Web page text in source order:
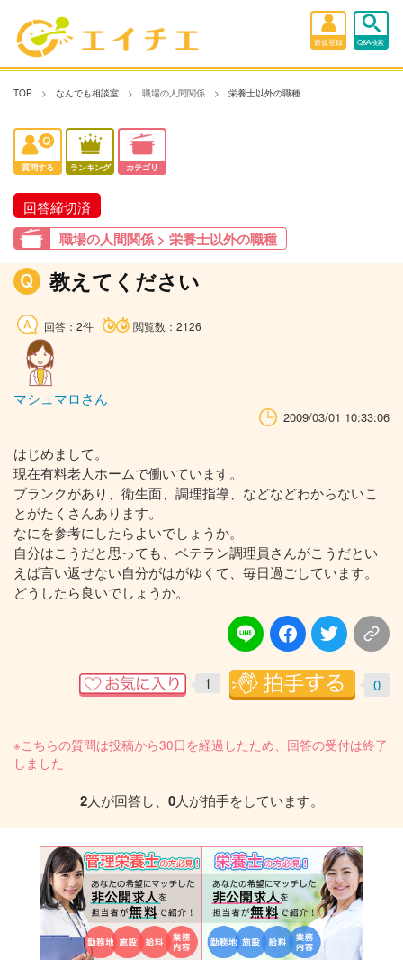
新規登録 Q&A検索
TOP なんでも相談室 職場の人間関係 栄養士以外の職種
質問する ランキング カテゴリ
回答締切済
職場の人間関係 > 栄養士以外の職種
教えてください
回答：2件 閲覧数：2126
マシュマロさん
2009/03/01 10:33:06
はじめまして。
現在有料老人ホームで働いています。
ブランクがあり、衛生面、調理指導、などなどわからないこ
とがたくさんあります。
なにを参考にしたらよいでしょうか。
自分はこうだと思っても、ベテラン調理員さんがこうだとい
えば言い返せない自分がはがゆくて、毎日過ごしています。
どうしたら良いでしょうか。
1 0
※こちらの質問は投稿から30日を経過したため、回答の受付は終了
しました
2人が回答し、 0人が拍手をしています。